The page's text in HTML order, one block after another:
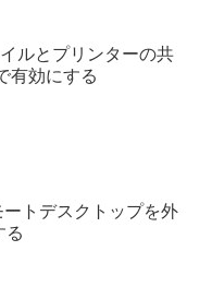
ルとプリンターの共
有効にする
ートデスクトップを外
る